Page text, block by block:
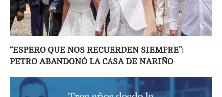
“ESPERO QUE NOS RECUERDEN SIEMPRE”:
PETRO ABANDONÓ LA CASA DE NARIÑO